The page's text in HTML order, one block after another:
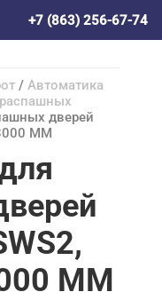
+7 (863) 256-67-74
/ Автоматика
дверей
ММ
ММ